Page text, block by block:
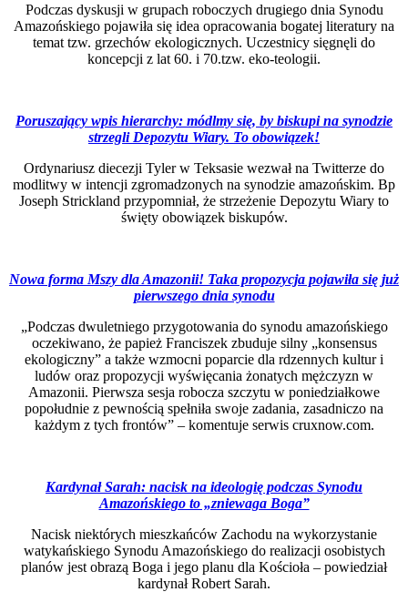
Podczas dyskusji w grupach roboczych drugiego dnia Synodu
Amazońskiego pojawiła się idea opracowania bogatej literatury na
temat tzw. grzechów ekologicznych. Uczestnicy sięgnęli do
koncepcji z lat 60. i 70.tzw. eko-teologii.
Poruszający wpis hierarchy: módlmy się, by biskupi na synodzie
strzegli Depozytu Wiary. To obowiązek!
Ordynariusz diecezji Tyler w Teksasie wezwał na Twitterze do
modlitwy w intencji zgromadzonych na synodzie amazońskim. Bp
Joseph Strickland przypomniał, że strzeżenie Depozytu Wiary to
święty obowiązek biskupów.
Nowa forma Mszy dla Amazonii! Taka propozycja pojawiła się już
pierwszego dnia synodu
„Podczas dwuletniego przygotowania do synodu amazońskiego
oczekiwano, że papież Franciszek zbuduje silny „konsensus
ekologiczny” a także wzmocni poparcie dla rdzennych kultur i
ludów oraz propozycji wyświęcania żonatych mężczyzn w
Amazonii. Pierwsza sesja robocza szczytu w poniedziałkowe
popołudnie z pewnością spełniła swoje zadania, zasadniczo na
każdym z tych frontów” – komentuje serwis cruxnow.com.
Kardynał Sarah: nacisk na ideologię podczas Synodu
Amazońskiego to „zniewaga Boga”
Nacisk niektórych mieszkańców Zachodu na wykorzystanie
watykańskiego Synodu Amazońskiego do realizacji osobistych
planów jest obrazą Boga i jego planu dla Kościoła – powiedział
kardynał Robert Sarah.